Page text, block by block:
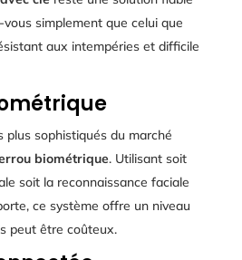
simplement que celui que
aux intempéries et difficile
plus sophistiqués du marché
biométrique. Utilisant soit
soit la reconnaissance faciale
ce système offre un niveau
peut être coûteux.